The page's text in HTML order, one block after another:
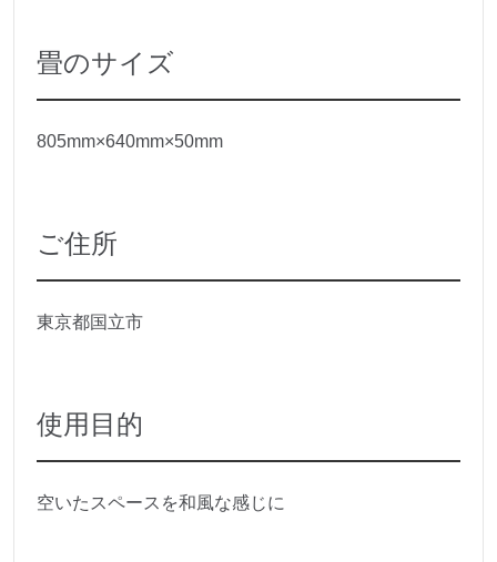
畳のサイズ
805mm×640mm×50mm
ご住所
東京都国立市
使用目的
空いたスペースを和風な感じに